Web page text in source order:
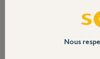
J'ai une Tahoma , avec
Nous